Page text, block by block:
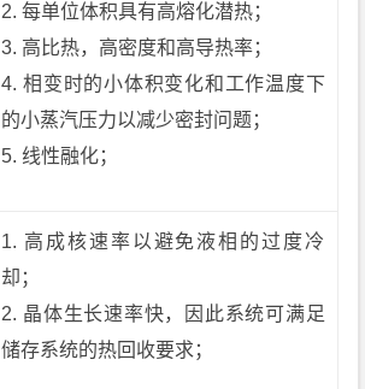
每单位体积具有高熔化潜热；
高比热，高密度和高导热率；
相变时的小体积变化和工作温度下
的小蒸汽压力以减少密封问题；
线性融化；
高成核速率以避免液相的过度冷
却；
晶体生长速率快，因此系统可满足
储存系统的热回收要求；